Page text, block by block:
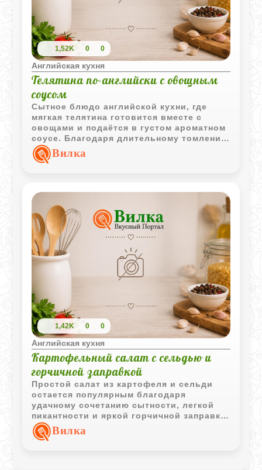
1,52K 0 0
Английская кухня
Телятина по-английски с овощным
соусом
Сытное блюдо английской кухни, где
мягкая телятина готовится вместе с
овощами и подаётся в густом ароматном
соусе. Благодаря длительному томлению
мясо становится особенно сочным и
хорошо сочетается с картофелем.
Вилка
1,42K 0 0
Английская кухня
Картофельный салат с сельдью и
горчичной заправкой
Простой салат из картофеля и сельди
остается популярным благодаря
удачному сочетанию сытности, легкой
пикантности и яркой горчичной заправки.
Отличный вариант для повседневного
стола.Вилка